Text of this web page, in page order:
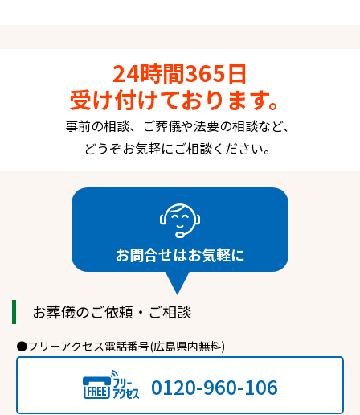
お知らせ
2021.05.24
朝日屋新浜会館では、ご来館のお客様、近隣のみなさまの
(関連サイトへ)
お知らせ
朝日屋のホームページがリニューアルされました。
事前相談、葬儀全般、相続相談などの内容やチェックリス
す。
皆様の心に寄り添うことを第一にスタッフ一同、今後も仕
事取り組んでいきますので、朝日屋をよろしくお願いいたし
24時間365日
受け付けております。
事前の相談、ご葬儀や法要の相談など、
どうぞお気軽にご相談ください。
お問合せはお気軽に
お葬儀のご依頼・ご相談
●フリーアクセス電話番号(広島県内無料)
0120-960-106